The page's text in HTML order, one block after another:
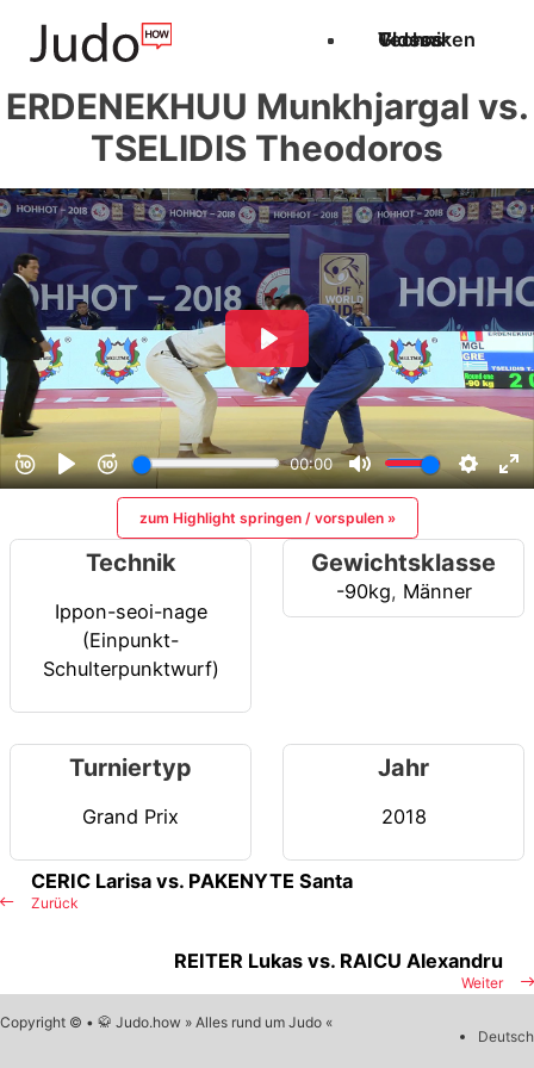
Techniken
Videos
Glossar
ERDENEKHUU Munkhjargal vs.
TSELIDIS Theodoros
zum Highlight springen / vorspulen »
Technik
Ippon-seoi-nage
(Einpunkt-
Schulterpunktwurf)
Gewichtsklasse
-90kg, Männer
Turniertyp
Grand Prix
Jahr
2018
Zurück
CERIC Larisa vs. PAKENYTE Santa
Weiter
REITER Lukas vs. RAICU Alexandru
Copyright © • 🥋 Judo.how » Alles rund um Judo «
Deutsch